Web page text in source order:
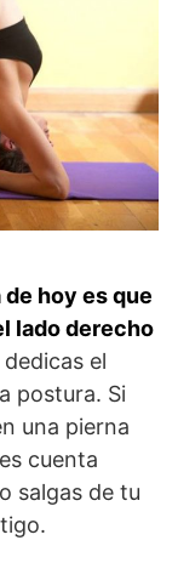
hoy es que
lado derecho
dedicas el
postura. Si
una pierna
cuenta
salgas de tu